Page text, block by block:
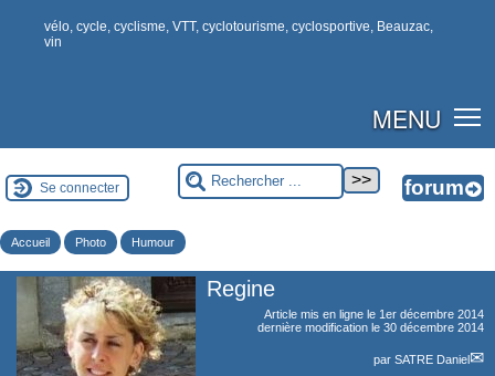
vélo, cycle, cyclisme, VTT, cyclotourisme, cyclosportive, Beauzac,
vin
MENU
Se connecter
Accueil Photo Humour
Regine
Article mis en ligne le 1er décembre 2014
dernière modification le 30 décembre 2014
par SATRE Daniel